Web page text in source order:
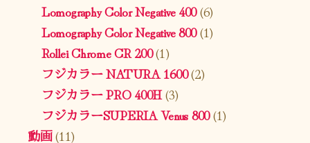
Lomography Color Negative 400(6)
Lomography Color Negative 800(1)
Rollei Chrome CR 200(1)
フジカラー NATURA 1600(2)
フジカラー PRO 400H(3)
フジカラーSUPERIA Venus 800(1)
動画(11)